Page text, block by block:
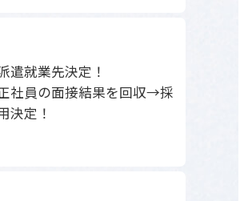
遣就業先決定！
社員の面接結果を回収→採
決定！